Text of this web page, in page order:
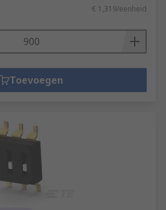
€ 1,319/eenheid
Toevoegen